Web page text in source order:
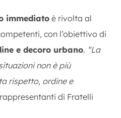
immediato è rivolta al
con l’obiettivo di
e decoro urbano. “La
non è più
rispetto, ordine e
di Fratelli